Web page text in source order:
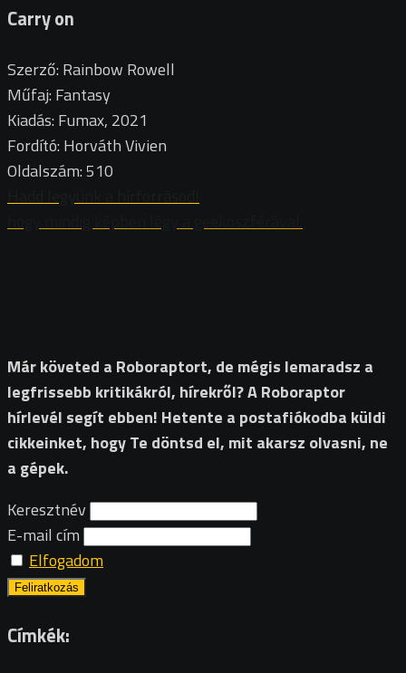
Carry on
Szerző: Rainbow Rowell
Műfaj: Fantasy
Kiadás: Fumax, 2021
Fordító: Horváth Vivien
Oldalszám: 510
Már követed a Roboraptort, de mégis lemaradsz a
legfrissebb kritikákról, hírekről? A Roboraptor
hírlevél segít ebben! Hetente a postafiókodba küldi
cikkeinket, hogy Te döntsd el, mit akarsz olvasni, ne
a gépek.
Keresztnév
E-mail cím
Elfogadom
Címkék: